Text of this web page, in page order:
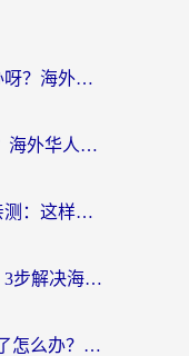
汽水到国外不能用了吗怎么办呀？海外党追剧看片的救星在这里！
音悦Tai在瑞典用不了怎么办？海外华人追剧听歌的实用指南
优酷境外地域限制？海外党亲测：这样看国内剧再也不卡（附3个实用场景解决）
香港西瓜视频看不了怎么办？3步解决海外追剧难题，附靠谱加速器推荐
喜马拉雅FM在马来西亚用不了怎么办？海外华人亲测有效的回国加速指南